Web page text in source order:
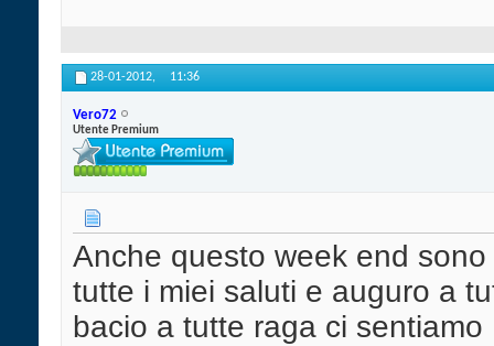
28-01-2012, 11:36
Vero72
Utente Premium
Anche questo week end
tutte i miei saluti e auguro a
bacio a tutte raga ci sentiamo